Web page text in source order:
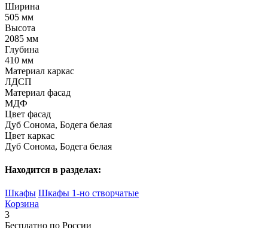
Ширина
505 мм
Высота
2085 мм
Глубина
410 мм
Материал каркас
ЛДСП
Материал фасад
МДФ
Цвет фасад
Дуб Сонома, Бодега белая
Цвет каркас
Дуб Сонома, Бодега белая
Находится в разделах:
Шкафы Шкафы 1-но створчатые
Корзина
3
Бесплатно по России